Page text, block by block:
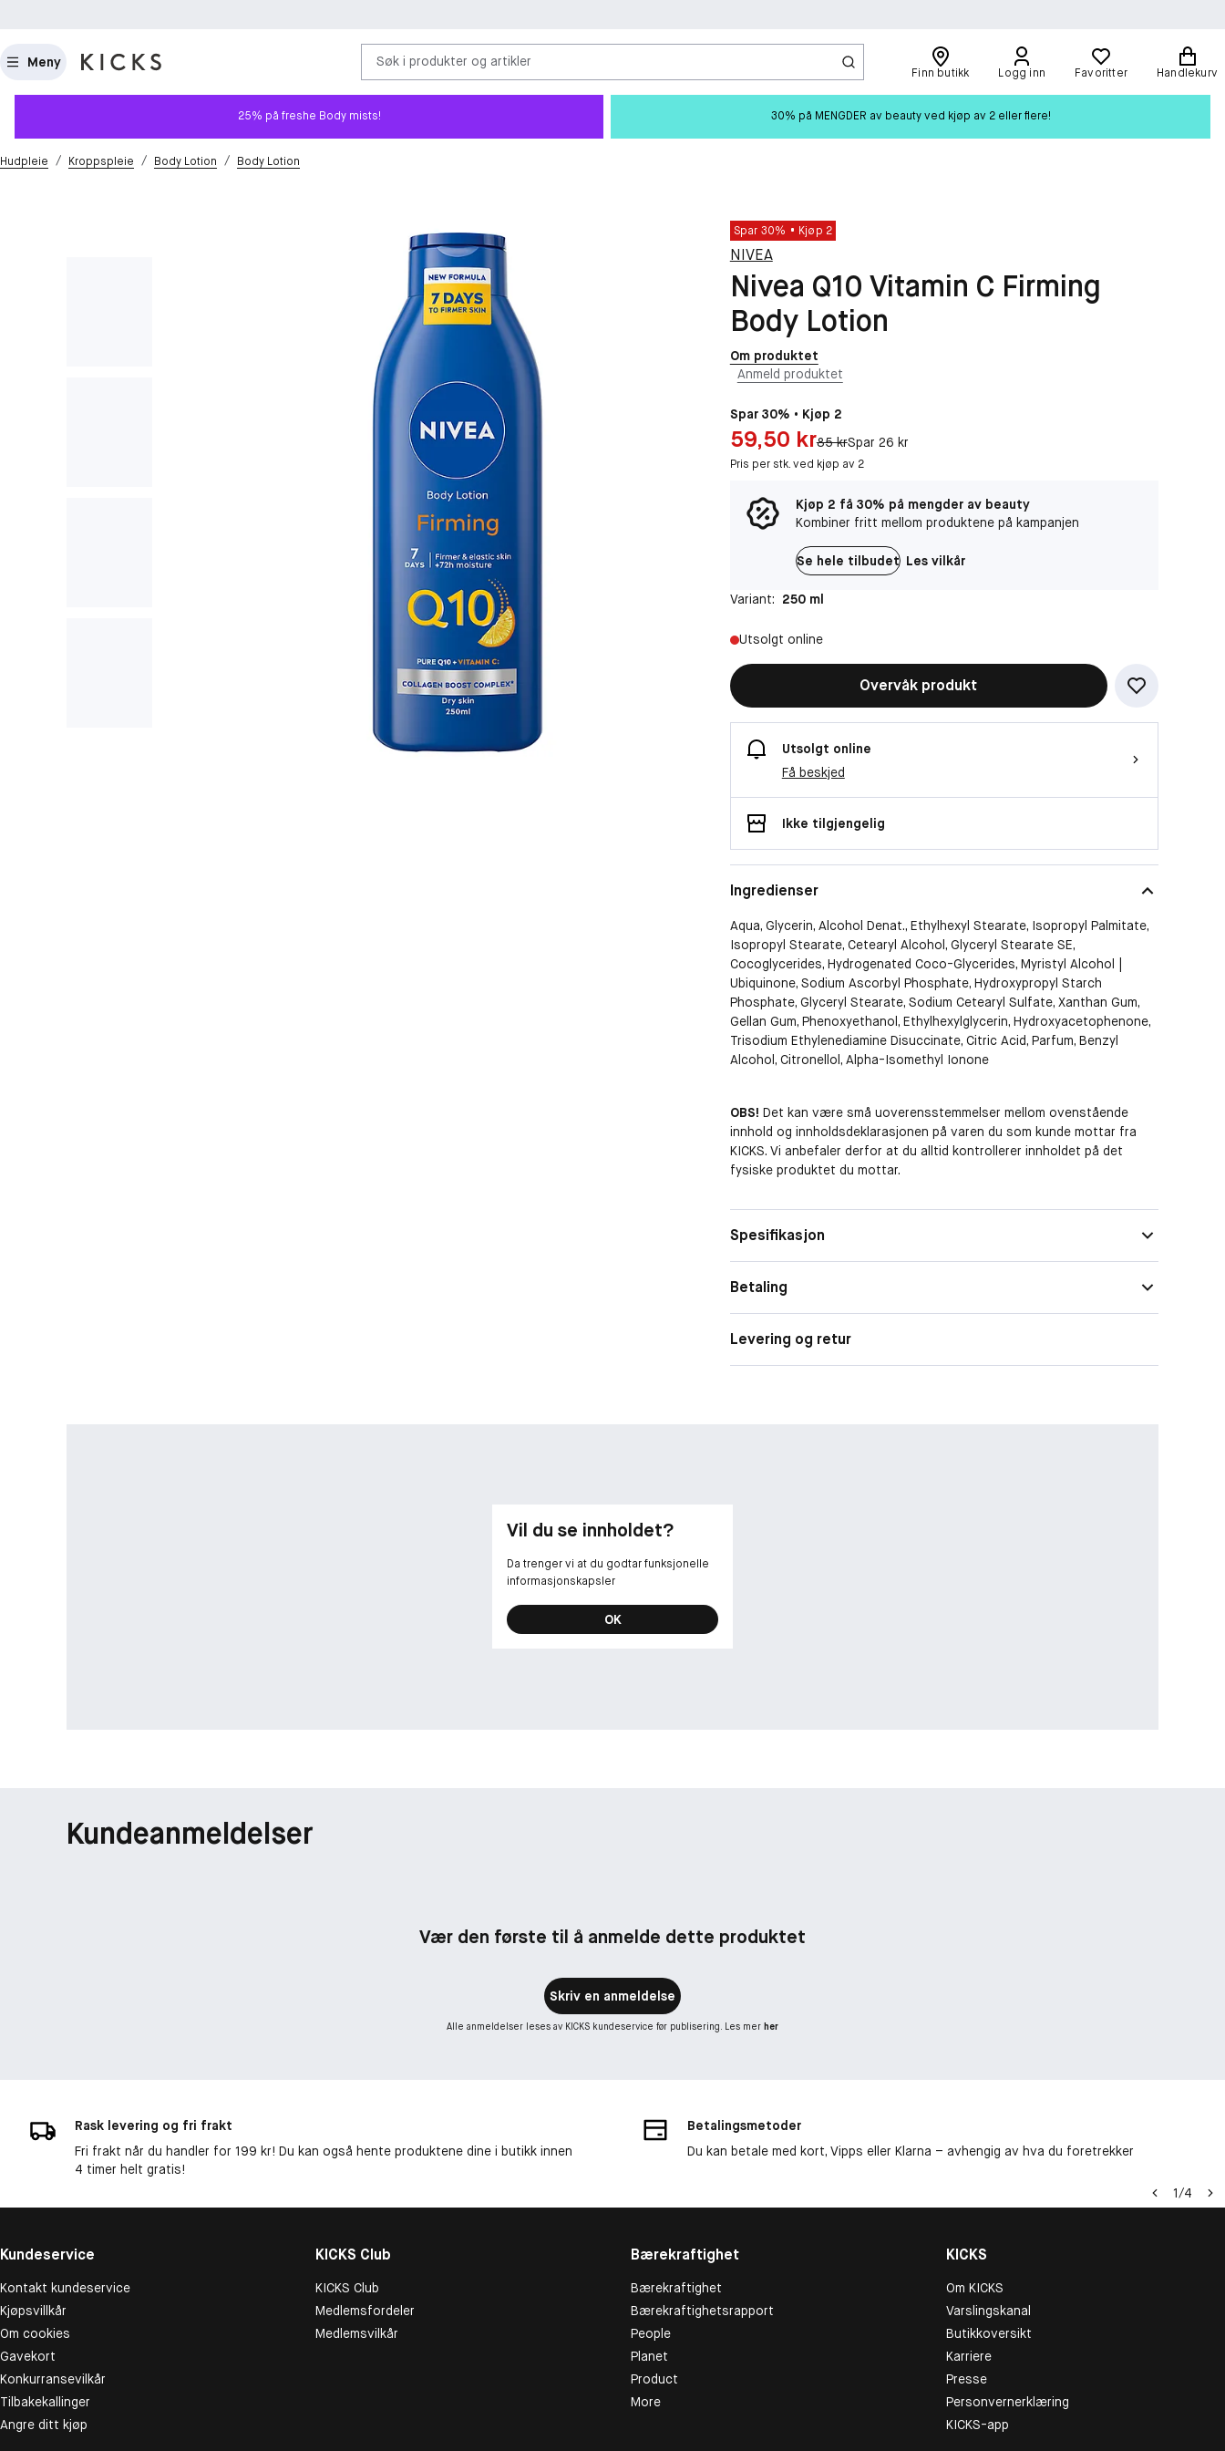
Meny Søk i produkter og artikler
Finn butikk Logg inn Favoritter Handlekurv
25% på freshe Body mists! 30% på MENGDER av beauty ved kjøp av 2 eller flere!
Hudpleie / Kroppspleie / Body Lotion / Body Lotion
Spar 30% Kjøp 2
NIVEA
Nivea Q10 Vitamin C Firming
Body Lotion
Om produktet
Anmeld produktet
Variant: 250 ml
Spar 30% • Kjøp 2
Pris: 59,50 kr
59,50 krOriginal pris:
85 krSpar 26 kr
Pris per stk. ved kjøp av 2
Kjøp 2 få 30% på mengder av beauty
Kombiner fritt mellom produktene på kampanjen
Se hele tilbudet Les vilkår
Utsolgt online
Overvåk produkt
Utsolgt online
Få beskjed
Ikke tilgjengelig
Ingredienser
Aqua, Glycerin, Alcohol Denat., Ethylhexyl Stearate, Isopropyl Palmitate,
Isopropyl Stearate, Cetearyl Alcohol, Glyceryl Stearate SE,
Cocoglycerides, Hydrogenated Coco-Glycerides, Myristyl Alcohol |
Ubiquinone, Sodium Ascorbyl Phosphate, Hydroxypropyl Starch
Phosphate, Glyceryl Stearate, Sodium Cetearyl Sulfate, Xanthan Gum,
Gellan Gum, Phenoxyethanol, Ethylhexylglycerin, Hydroxyacetophenone,
Trisodium Ethylenediamine Disuccinate, Citric Acid, Parfum, Benzyl
Alcohol, Citronellol, Alpha-Isomethyl Ionone
OBS! Det kan være små uoverensstemmelser mellom ovenstående
innhold og innholdsdeklarasjonen på varen du som kunde mottar fra
KICKS. Vi anbefaler derfor at du alltid kontrollerer innholdet på det
fysiske produktet du mottar.
Spesifikasjon
Betaling
Levering og retur
Vil du se innholdet?
Da trenger vi at du godtar funksjonelle
informasjonskapsler
OK
Kundeanmeldelser
Vær den første til å anmelde dette produktet
Skriv en anmeldelse
Alle anmeldelser leses av KICKS kundeservice før publisering. Les mer her
Rask levering og fri frakt
Fri frakt når du handler for 199 kr! Du kan også hente produktene dine i butikk innen
4 timer helt gratis!
Betalingsmetoder
Du kan betale med kort, Vipps eller Klarna – avhengig av hva du foretrekker
1/4
Kundeservice
Kontakt kundeservice
Kjøpsvillkår
Om cookies
Gavekort
Konkurransevilkår
Tilbakekallinger
Angre ditt kjøp
KICKS Club
KICKS Club
Medlemsfordeler
Medlemsvilkår
Bærekraftighet
Bærekraftighet
Bærekraftighetsrapport
People
Planet
Product
More
KICKS
Om KICKS
Varslingskanal
Butikkoversikt
Karriere
Presse
Personvernerklæring
KICKS-app